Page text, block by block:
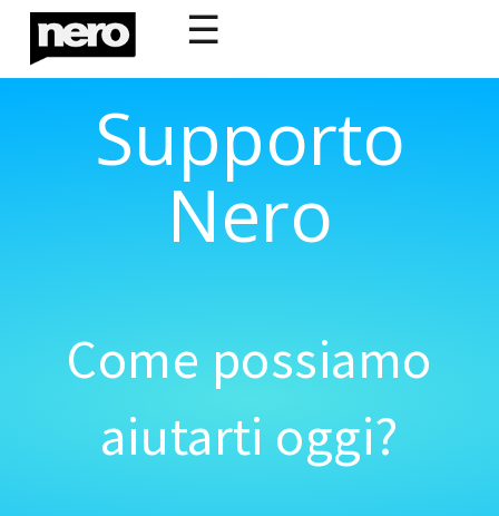
☰
Supporto
Nero
Come possiamo
aiutarti oggi?